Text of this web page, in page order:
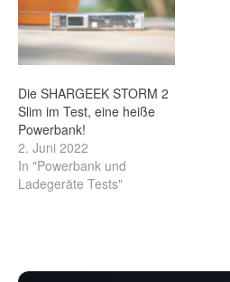
Die SHARGEEK STORM 2
Slim im Test, eine heiße
Powerbank!
2. Juni 2022
In "Powerbank und
Ladegeräte Tests"